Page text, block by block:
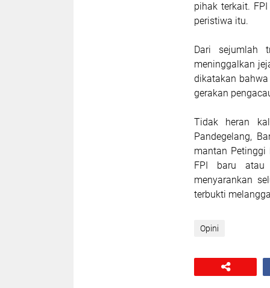
pihak terkait.
peristiwa itu.
Dari sejumlah
meninggalkan
dikatakan
gerakan
Tidak heran
Pandegelang,
mantan Petinggi
FPI baru atau
menyarankan
terbukti
Opini